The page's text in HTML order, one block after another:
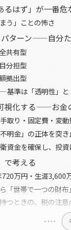
るはず」が一番危
う」ことの怖さ
ターン——自分
共有型
分担型
拠出型
準は「透明性」と
視化する——お金
り・固定費・変動
金」の正体を突き
金を確保し、投資
で考える
万円・生涯3,600
「世帯で一つの財
つときの、税の注意